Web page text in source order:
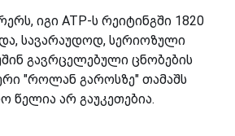
იგი ATP-ს რეიტინგში 1820
სავარაუდოდ, სერიოზული
გავრცელებული ცნობების
"როლან გაროსზე" თამაშს
წელია არ გაუკეთებია.